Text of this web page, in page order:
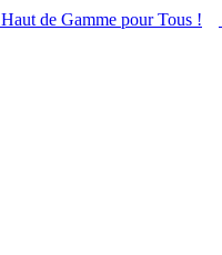
Haut de Gamme pour Tous !